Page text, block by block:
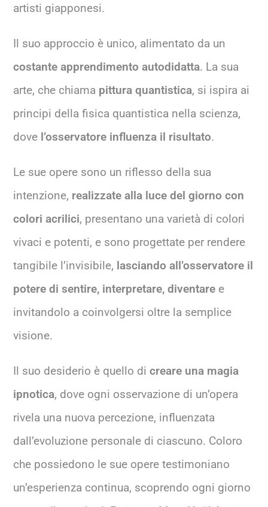
artisti giapponesi.
Il suo approccio è unico, alimentato da un
costante apprendimento autodidatta. La sua
arte, che chiama pittura quantistica, si ispira ai
principi della fisica quantistica nella scienza,
dove l’osservatore influenza il risultato.
Le sue opere sono un riflesso della sua
intenzione, realizzate alla luce del giorno con
colori acrilici, presentano una varietà di colori
vivaci e potenti, e sono progettate per rendere
tangibile l’invisibile, lasciando all’osservatore il
potere di sentire, interpretare, diventare e
invitandolo a coinvolgersi oltre la semplice
visione.
Il suo desiderio è quello dicreare una magia
ipnotica, dove ogni osservazione di un’opera
rivela una nuova percezione, influenzata
dall’evoluzione personale di ciascuno. Coloro
che possiedono le sue opere testimoniano
un’esperienza continua, scoprendo ogni giorno